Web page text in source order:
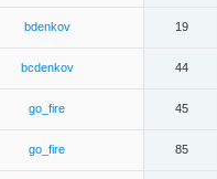
bdenkov 19
bcdenkov 44
go_fire 45
go_fire 85